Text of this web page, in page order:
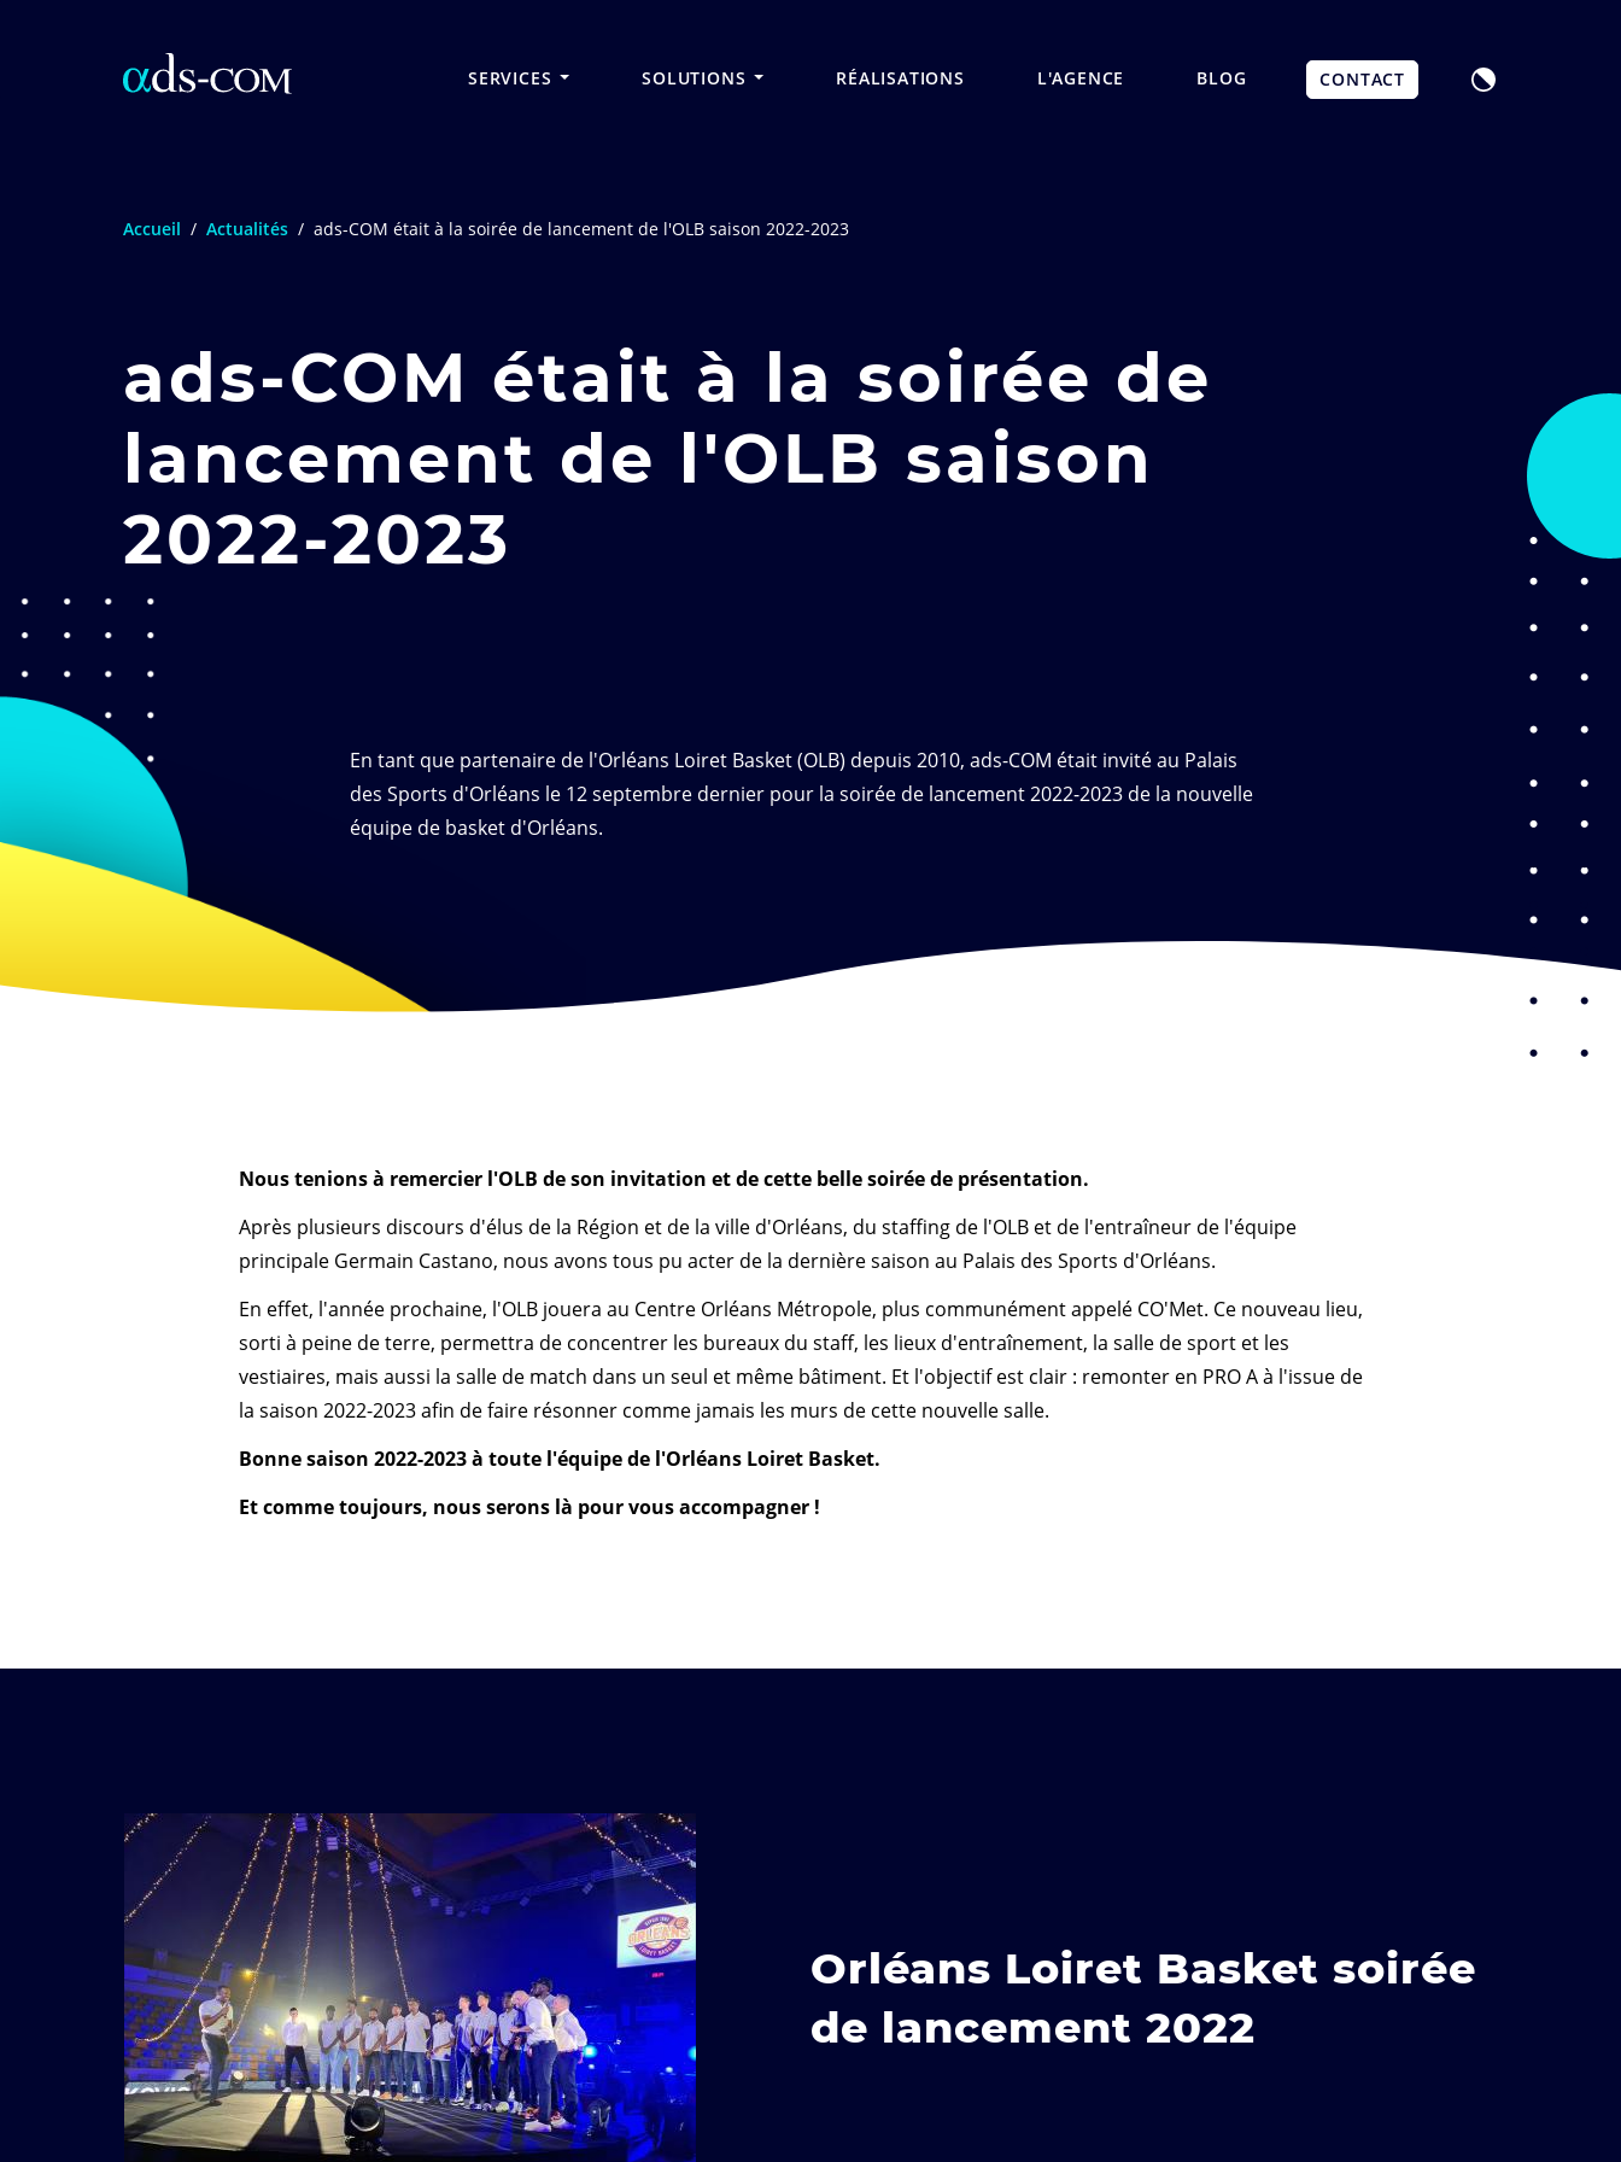
principal
SERVICES SOLUTIONS RÉALISATIONS L'AGENCE BLOG CONTACT
Accueil / Actualités / ads-COM était à la soirée de lancement de l'OLB saison 2022-2023
ads-COM était à la soirée de
lancement de l'OLB saison
2022-2023
En tant que partenaire de l'Orléans Loiret Basket (OLB) depuis 2010, ads-COM était invité au Palais
des Sports d'Orléans le 12 septembre dernier pour la soirée de lancement 2022-2023 de la nouvelle
équipe de basket d'Orléans.
Nous tenions à remercier l'OLB de son invitation et de cette belle soirée de présentation.
Après plusieurs discours d'élus de la Région et de la ville d'Orléans, du staffing de l'OLB et de l'entraîneur de l'équipe
principale Germain Castano, nous avons tous pu acter de la dernière saison au Palais des Sports d'Orléans.
En effet, l'année prochaine, l'OLB jouera au Centre Orléans Métropole, plus communément appelé CO'Met. Ce nouveau lieu,
sorti à peine de terre, permettra de concentrer les bureaux du staff, les lieux d'entraînement, la salle de sport et les
vestiaires, mais aussi la salle de match dans un seul et même bâtiment. Et l'objectif est clair : remonter en PRO A à l'issue de
la saison 2022-2023 afin de faire résonner comme jamais les murs de cette nouvelle salle.
Bonne saison 2022-2023 à toute l'équipe de l'Orléans Loiret Basket.
Et comme toujours, nous serons là pour vous accompagner !
Orléans Loiret Basket soirée
de lancement 2022